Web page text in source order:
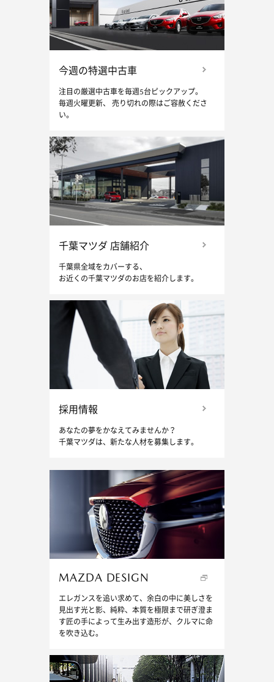
「タイヤお預かりサービス」を更新しました。
2025年06月23日
7/5 茂原店グランドオープン！
2024年05月06日今週の特選中古車
注目の厳選中古車を毎週5台ピックアップ。
毎週火曜更新、 売り切れの際はご容赦くださ
い。
千葉マツダ 店舗紹介
千葉県全域をカバーする、
お近くの千葉マツダのお店を紹介します。
採用情報
あなたの夢をかなえてみませんか？
千葉マツダは、新たな人材を募集します。
MAZDA DESIGN
エレガンスを追い求めて、余白の中に美しさを
見出す光と影、純粋、本質を極限まで研ぎ澄ま
す匠の手によって生み出す造形が、クルマに命
を吹き込む。